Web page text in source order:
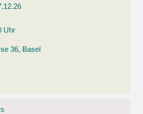
Uhr
36, Basel